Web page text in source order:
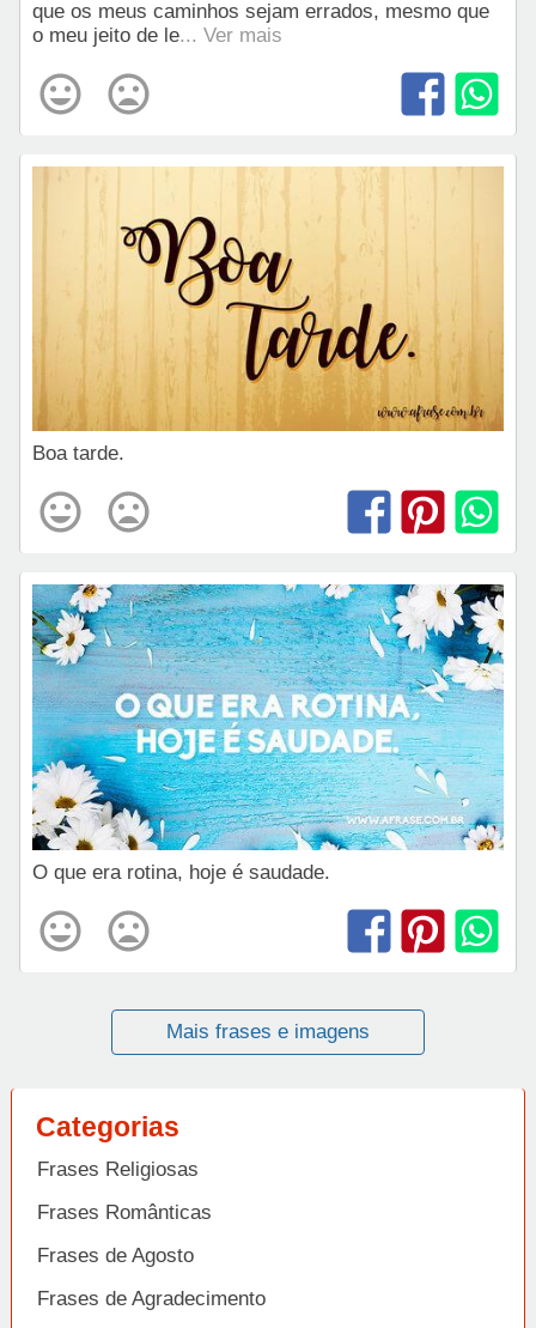
que os meus caminhos sejam errados, mesmo que
o meu jeito de le... Ver mais
Boa tarde.
O que era rotina, hoje é saudade.
Mais frases e imagens
Categorias
Frases Religiosas
Frases Românticas
Frases de Agosto
Frases de Agradecimento